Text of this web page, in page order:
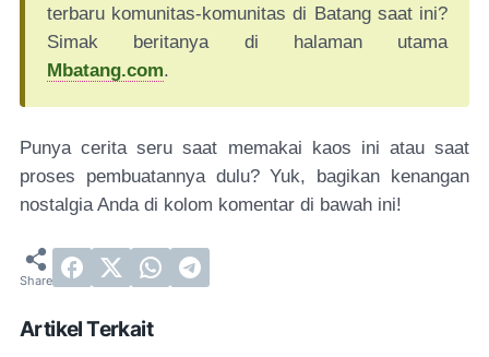
terbaru komunitas-komunitas di Batang saat ini?
Simak beritanya di halaman utama
Mbatang.com.
Punya cerita seru saat memakai kaos ini atau saat
proses pembuatannya dulu? Yuk, bagikan kenangan
nostalgia Anda di kolom komentar di bawah ini!
Artikel Terkait